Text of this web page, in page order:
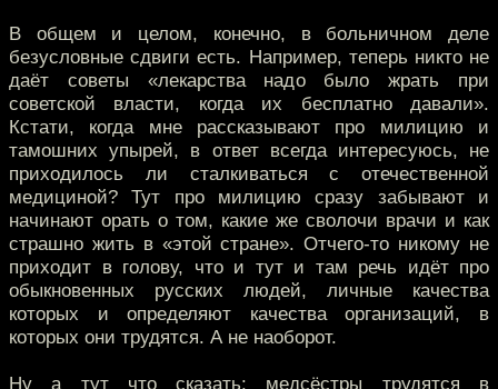
В общем и целом, конечно, в больничном деле
безусловные сдвиги есть. Например, теперь никто не
даёт советы «лекарства надо было жрать при
советской власти, когда их бесплатно давали».
Кстати, когда мне рассказывают про милицию и
тамошних упырей, в ответ всегда интересуюсь, не
приходилось ли сталкиваться с отечественной
медициной? Тут про милицию сразу забывают и
начинают орать о том, какие же сволочи врачи и как
страшно жить в «этой стране». Отчего-то никому не
приходит в голову, что и тут и там речь идёт про
обыкновенных русских людей, личные качества
которых и определяют качества организаций, в
которых они трудятся. А не наоборот.
Ну а тут что сказать: медсёстры трудятся в